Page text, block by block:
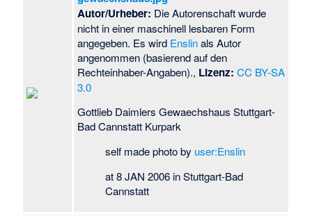
Autor/Urheber: Die Autorenschaft wurde
nicht in einer maschinell lesbaren Form
angegeben. Es wird Enslinals Autor
angenommen (basierend auf den
Rechteinhaber-Angaben)., Lizenz: CC BY-SA
3.0
Gottlieb Daimlers Gewaechshaus Stuttgart-
Bad Cannstatt Kurpark
self made photo by user:Enslin
at 8 JAN 2006 in Stuttgart-Bad
Cannstatt